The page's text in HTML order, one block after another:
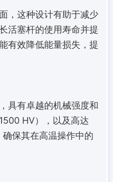
，这种设计有助于减少
活塞杆的使用寿命并提
有效降低能量损失，提
具有卓越的机械强度和
HV），以及高达
保其在高温操作中的